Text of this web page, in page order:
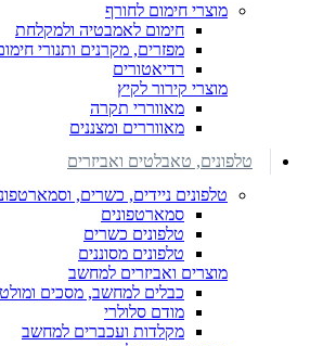
מוצרי חימום לחורף
חימום לאמבטיה ולמקלחת
מפזרים, מקרנים ותנורי
רדיאטורים
מוצרי קירור לקיץ
מאווררי תקרה
מאווררים ומצננים
טלפונים, טאבלטים ואביזרים
טלפונים ניידים, כשרים,
סמארטפונים
טלפונים כשרים
טלפונים מסוננים
מוצרים ואביזרים למחשב
כבלים למחשב, מסכים
מודם סלולרי
מקלדות ועכברים למחשב